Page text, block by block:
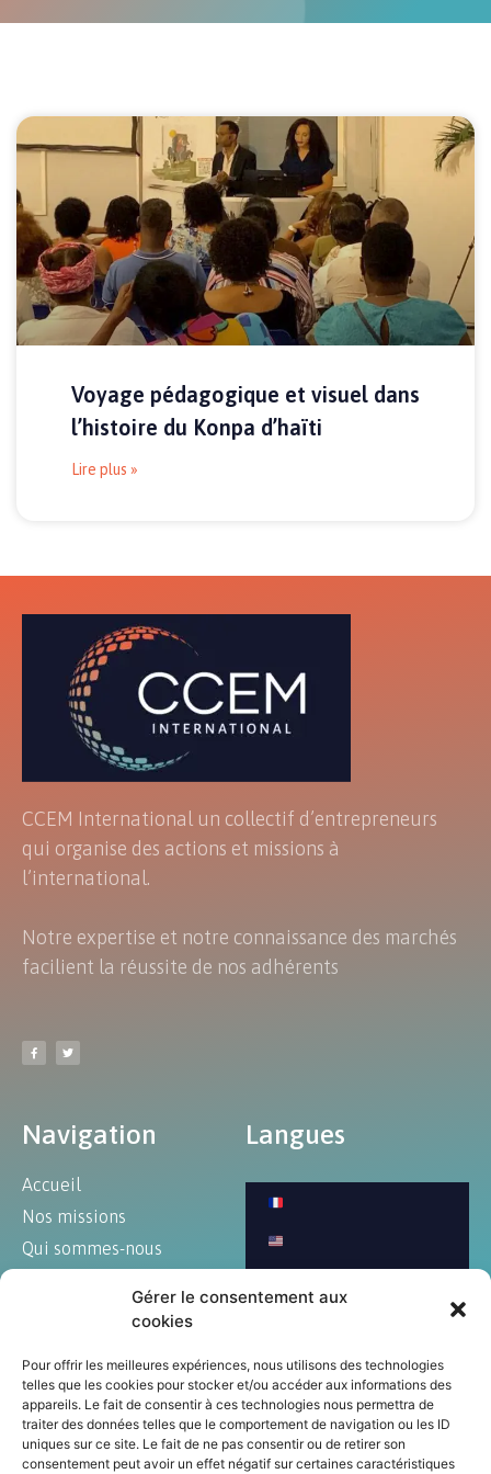
Gérer le consentement aux
cookies
Pour offrir les meilleures expériences, nous utilisons des technologies
telles que les cookies pour stocker et/ou accéder aux informations des
appareils. Le fait de consentir à ces technologies nous permettra de
traiter des données telles que le comportement de navigation ou les ID
uniques sur ce site. Le fait de ne pas consentir ou de retirer son
consentement peut avoir un effet négatif sur certaines caractéristiques
Voyage pédagogique et visuel dans
l’histoire du Konpa d’haïti
Lire plus »
CCEM International un collectif d’entrepreneurs
qui organise des actions et missions à
l’international.
Notre expertise et notre connaissance des marchés
facilient la réussite de nos adhérents
Navigation
Accueil
Nos missions
Qui sommes-nous
Contact
Langues